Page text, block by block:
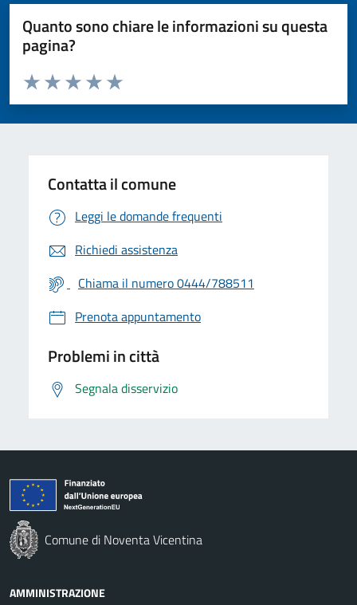
Quanto sono chiare le informazioni su questa
pagina?
Valuta da 1 a 5 stelle la pagina
Valuta 5 stelle su 5
Valuta 4 stelle su 5
Valuta 3 stelle su 5
Valuta 2 stelle su 5
Valuta 1 stelle su 5
Contatta il comune
Leggi le domande frequenti
Richiedi assistenza
Chiama il numero 0444/788511
Prenota appuntamento
Problemi in città
Segnala disservizio
Comune di Noventa Vicentina
AMMINISTRAZIONE